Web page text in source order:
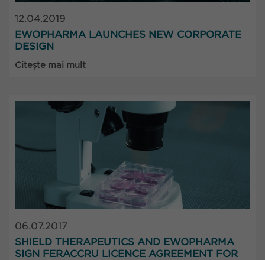
12.04.2019
EWOPHARMA LAUNCHES NEW CORPORATE
DESIGN
Citește mai mult
06.07.2017
SHIELD THERAPEUTICS AND EWOPHARMA
SIGN FERACCRU LICENCE AGREEMENT FOR